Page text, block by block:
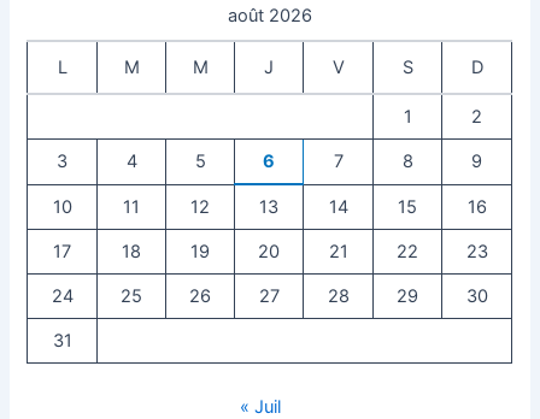
août 2026
L M M J V S D
1 2
3 4 5 6 7 8 9
10 11 12 13 14 15 16
17 18 19 20 21 22 23
24 25 26 27 28 29 30
31
« Juil